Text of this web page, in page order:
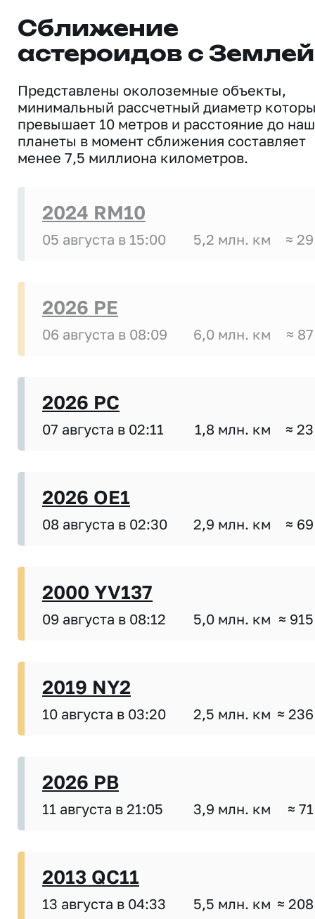
Сближение
астероидов с Землей
Представлены околоземные объекты,
минимальный рассчетный диаметр
превышает 10 метров и расстояние до
планеты в момент сближения составляет
менее 7,5 миллиона километров.
2024 RM10
05 августа в 15:00 5,2 млн. км ≈
2026 PE
06 августа в 08:09 6,0 млн. км ≈
2026 PC
07 августа в 02:11 1,8 млн. км ≈
2026 OE1
08 августа в 02:30 2,9 млн. км ≈
2000 YV137
09 августа в 08:12 5,0 млн. км ≈
2019 NY2
10 августа в 03:20 2,5 млн. км ≈
2026 PB
11 августа в 21:05 3,9 млн. км ≈
2013 QC11
13 августа в 04:33 5,5 млн. км ≈